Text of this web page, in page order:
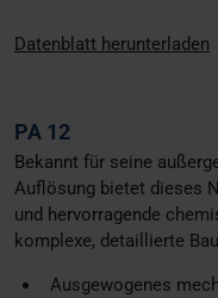
Datenblatt herunterladen
PA 12
Bekannt für seine
Auflösung bietet dieses
und hervorragende
komplexe, detaillierte
Ausgewogenes